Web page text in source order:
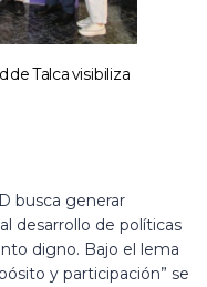
Talca visibiliza
busca generar
desarrollo de políticas
digno. Bajo el lema
y participación” se